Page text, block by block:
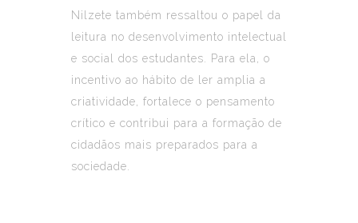
Nilzete também ressaltou o papel da
leitura no desenvolvimento intelectual
e social dos estudantes. Para ela, o
incentivo ao hábito de ler amplia a
criatividade, fortalece o pensamento
crítico e contribui para a formação de
cidadãos mais preparados para a
sociedade.